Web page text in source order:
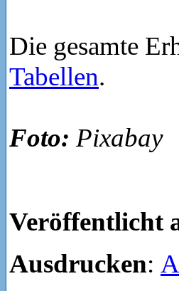
Die gesamte
Tabellen.
Foto: Pixabay
Veröffentlicht
Ausdrucken: